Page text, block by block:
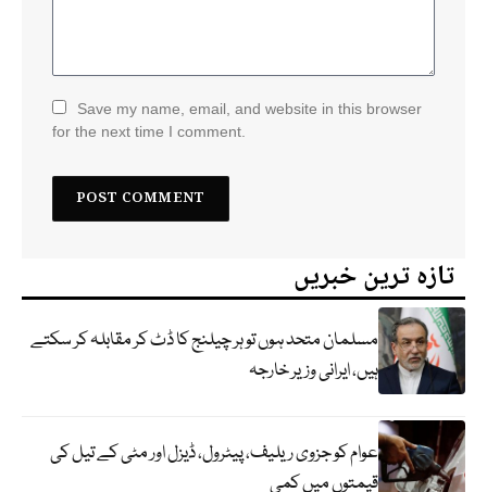
Save my name, email, and website in this browser
for the next time I comment.
تازہ ترین خبریں
مسلمان متحد ہوں تو ہر چیلنج کا ڈٹ کر مقابلہ کر سکتے
ہیں، ایرانی وزیر خارجہ
عوام کو جزوی ریلیف، پیٹرول، ڈیزل اور مٹی کے تیل کی
قیمتوں میں کمی